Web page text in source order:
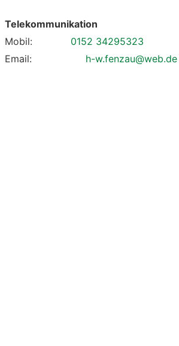
Telekommunikation
Mobil:
0152 34295323
Email:
h-w.fenzau@web.de